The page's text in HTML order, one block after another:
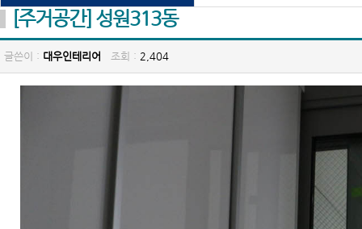
[주거공간] 성원313동
글쓴이 : 대우인테리어 조회 : 2,404